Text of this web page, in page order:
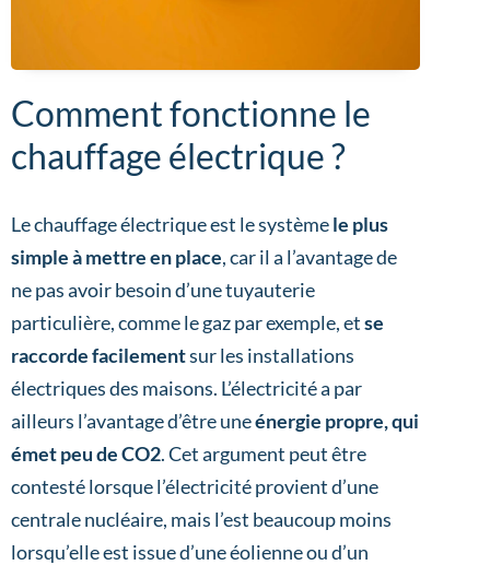
Comment fonctionne le
chauffage électrique ?
Le chauffage électrique est le systèmele plus
simple à mettre en place, car il a l’avantage de
ne pas avoir besoin d’une tuyauterie
particulière, comme le gaz par exemple, etse
raccorde facilementsur les installations
électriques des maisons. L’électricité a par
ailleurs l’avantage d’être uneénergie propre, qui
émet peu de CO2. Cet argument peut être
contesté lorsque l’électricité provient d’une
centrale nucléaire, mais l’est beaucoup moins
lorsqu’elle est issue d’une éolienne ou d’un